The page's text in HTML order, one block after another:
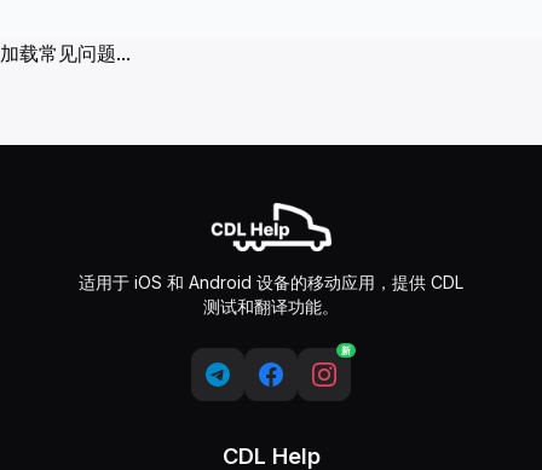
常见问题
我可以犯多少错误？
我可以在不懂英语的情况下参加考试吗？
在某些州，笔试提供其他语言（西班牙语最常见），但因州而
如何获得所有测试的访问权限？应用是收费的吗？
基础版本是免费的。通过订阅可以获得对所有测试和功能的完
应用中有多少道问题，'Express'和'Full'有什么区别？
应用中有超过2,500道问题。Express包含基本测试，Full包含
我们定期根据各州官方DMV来源更新问题库。
加载常见问题...
适用于 iOS 和 Android 设备的移动应用，提供 CDL
测试和翻译功能。
新
CDL Help